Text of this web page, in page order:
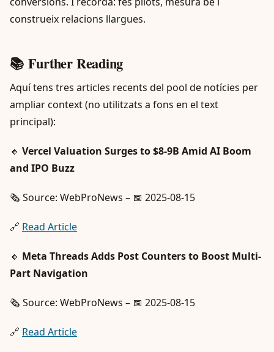
construeix relacions llargues.
📚 Further Reading
Aquí tens tres articles recents del pool de notícies per
ampliar context (no utilitzats a fons en el text
principal):
🔸 Vercel Valuation Surges to $8-9B Amid AI Boom
and IPO Buzz
🗞️ Source: WebProNews – 📅 2025-08-15
🔗 Read Article
🔸 Meta Threads Adds Post Counters to Boost Multi-
Part Navigation
🗞️ Source: WebProNews – 📅 2025-08-15
🔗 Read Article